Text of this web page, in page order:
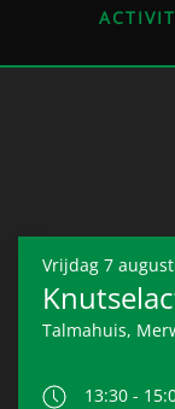
Vrijdag 7
Talmahuis,
13:30 -